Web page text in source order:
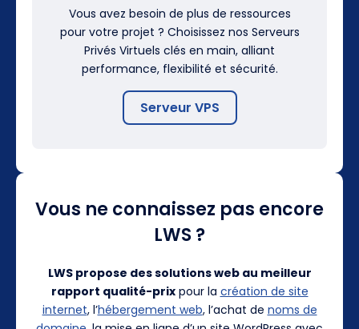
Vous avez besoin de plus de ressources
pour votre projet ? Choisissez nos Serveurs
Privés Virtuels clés en main, alliant
performance, flexibilité et sécurité.
Serveur VPS
Vous ne connaissez pas encore
LWS ?
LWS propose des solutions web au meilleur
rapport qualité-prixpour la création de site
internet, l’hébergement web, l’achat de noms de